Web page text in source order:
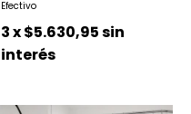
3x$5.630,95sin
interés